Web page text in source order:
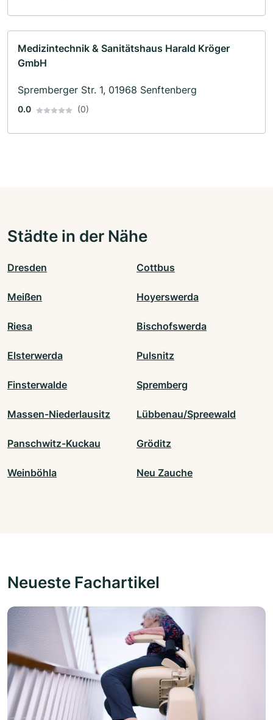
Medizintechnik & Sanitätshaus Harald Kröger
GmbH
Spremberger Str. 1, 01968 Senftenberg
0.0 (0)
Städte in der Nähe
Dresden Cottbus
Meißen Hoyerswerda
Riesa Bischofswerda
Elsterwerda Pulsnitz
Finsterwalde Spremberg
Massen-Niederlausitz Lübbenau/Spreewald
Panschwitz-Kuckau Gröditz
Weinböhla Neu Zauche
Neueste Fachartikel